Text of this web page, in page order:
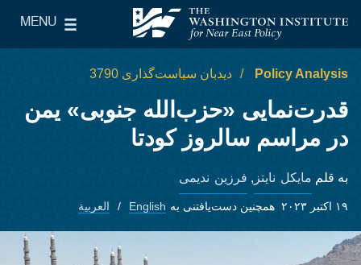
The Washington Institute for Near East Policy
MENU
Main Menu
Policy Analysis دیدبان سیاست‌گذاری 3790
قدرت‌نمایی «حزب‌الله جنوبی» یمن
در مراسم سالروز کودتا
به قلم مایکل نایتز, فرزین ندیمی
۱۹ اکتبر ۲۰۲۳ همچنین دست‌یافتنی به English العربية